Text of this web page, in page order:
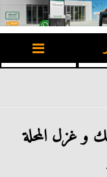
و غزل المحلة